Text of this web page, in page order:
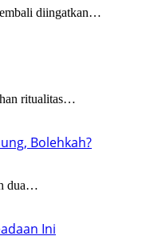
diingatkan…
ritualitas…
Bolehkah?
dua…
Ini